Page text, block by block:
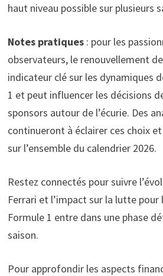
haut niveau possible sur plusieurs
Notes pratiques: pour les
observateurs, le renouvellement
indicateur clé sur les dynamiques
1 et peut influencer les décisions
sponsors autour de l’écurie. Des
continueront à éclairer ces choix
sur l’ensemble du calendrier 2026.
Restez connectés pour suivre
Ferrari et l’impact sur la lutte
Formule 1 entre dans une phase
saison.
Pour approfondir les aspects